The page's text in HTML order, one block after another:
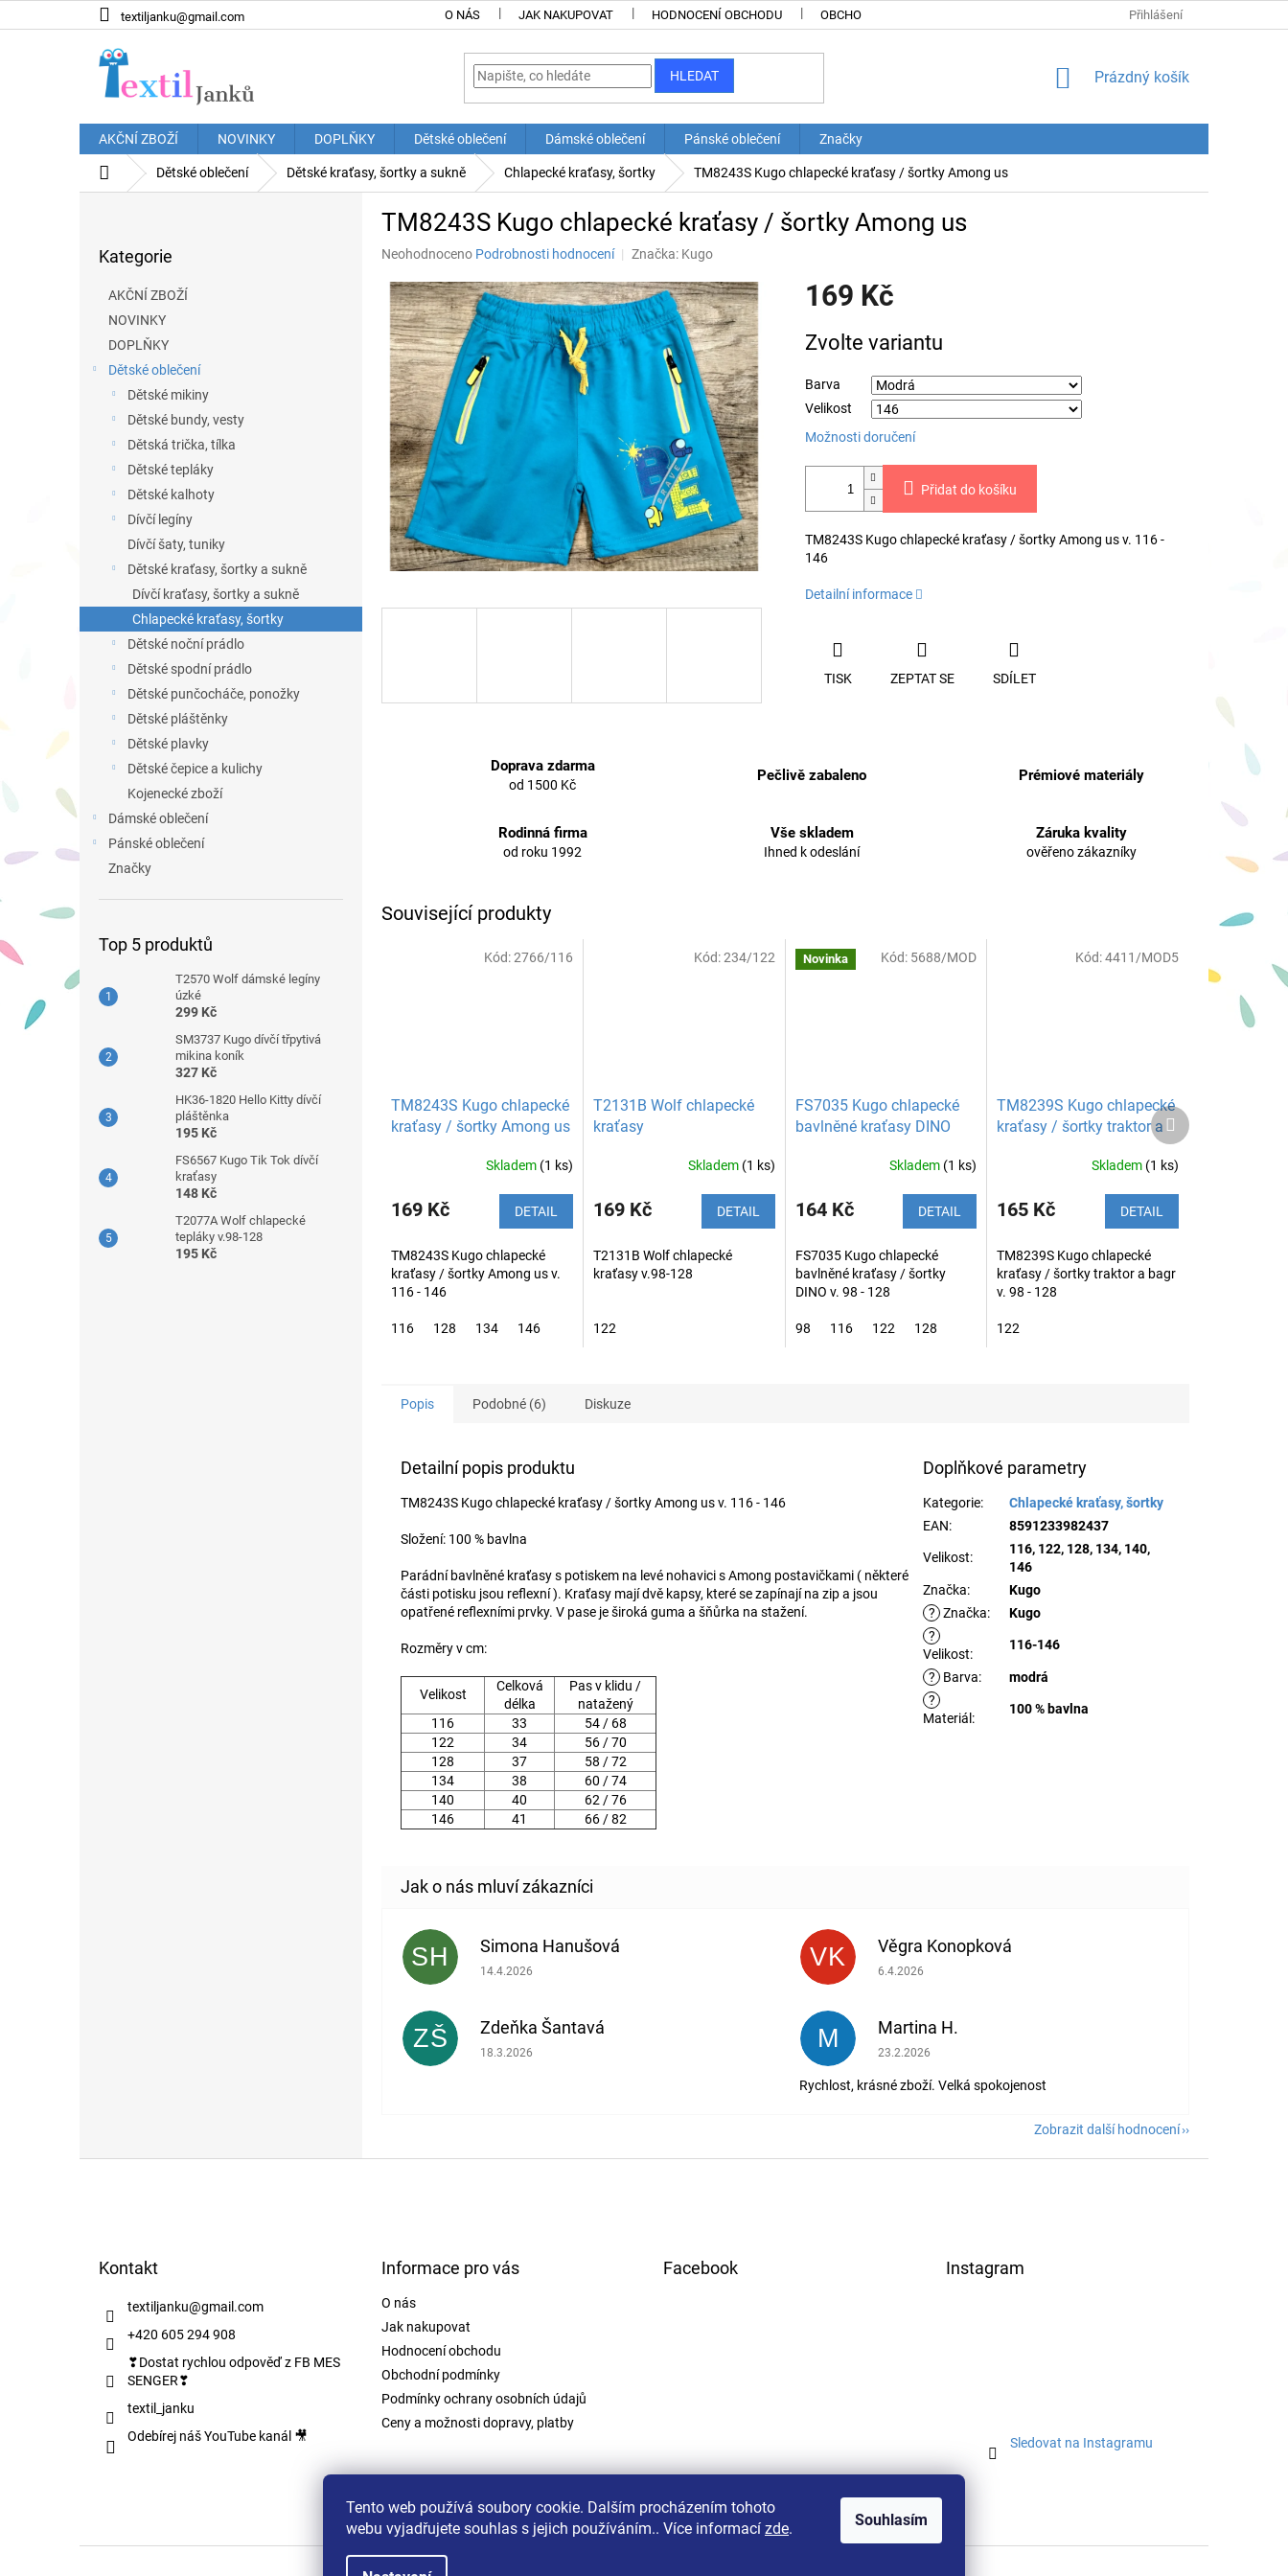
Tento web používá soubory cookie. Dalším procházením tohoto
webu vyjadřujete souhlas s jejich používáním.. Více informací zde. Souhlasím
na
textiljanku@gmail.com O NÁS JAK NAKUPOVAT HODNOCENÍ OBCHODU OBCHODNÍ PODMÍNKY PODMÍNKY OCHRANY OSOBNÍCH ÚDAJŮ
Přihlášení
HLEDAT
NÁKUPNÍ
Prázdný košík
AKČNÍ ZBOŽÍ NOVINKY DOPLŇKY Dětské oblečení Dámské oblečení Pánské oblečení Značky
Domů Dětské oblečení Dětské kraťasy, šortky a sukně Chlapecké kraťasy, šortky TM8243S Kugo chlapecké kraťasy / šortky Among us
kategorie
Kategorie
AKČNÍ ZBOŽÍ
NOVINKY
DOPLŇKY
Dětské oblečení
Dětské mikiny
Dětské bundy, vesty
Dětská trička, tílka
Dětské tepláky
Dětské kalhoty
Dívčí legíny
Dívčí šaty, tuniky
Dětské kraťasy, šortky a sukně
Dívčí kraťasy, šortky a sukně
Chlapecké kraťasy, šortky
Dětské noční prádlo
Dětské spodní prádlo
Dětské punčocháče, ponožky
Dětské pláštěnky
Dětské plavky
Dětské čepice a kulichy
Kojenecké zboží
Dámské oblečení
Pánské oblečení
Značky
Top 5 produktů
T2570 Wolf dámské legíny
úzké
299 Kč
SM3737 Kugo dívčí třpytivá
mikina koník
327 Kč
HK36-1820 Hello Kitty dívčí
pláštěnka
195 Kč
FS6567 Kugo Tik Tok dívčí
kraťasy
148 Kč
T2077A Wolf chlapecké
tepláky v.98-128
195 Kč
TM8243S Kugo chlapecké kraťasy / šortky Among us
Průměrné
produktu
0,0
hvězdiček.
Neohodnoceno Podrobnosti hodnocení Značka: Kugo
169 Kč
cena:
Zvolte variantu
Barva
Velikost
Možnosti doručení
Přidat do košíku
TM8243S Kugo chlapecké kraťasy / šortky Among us v. 116 -
146
Detailní informace
TISK ZEPTAT SE SDÍLET
Doprava zdarma
od 1500 Kč
Pečlivě zabaleno Prémiové materiály
Rodinná firma
od roku 1992
Vše skladem
Ihned k odeslání
Záruka kvality
ověřeno zákazníky
Související produkty
TM8243S Kugo chlapecké
kraťasy / šortky Among us
Skladem (1 ks)
169 Kč DETAIL
TM8243S Kugo chlapecké
kraťasy / šortky Among us v.
116 - 146
116 128 134 146
Kód:2766/116
T2131B Wolf chlapecké
kraťasy
Skladem (1 ks)
169 Kč DETAIL
T2131B Wolf chlapecké
kraťasy v.98-128
122
Kód:234/122 Novinka
FS7035 Kugo chlapecké
bavlněné kraťasy DINO
Skladem (1 ks)
164 Kč DETAIL
FS7035 Kugo chlapecké
bavlněné kraťasy / šortky
DINO v. 98 - 128
98 116 122 128
Kód: 5688/MOD
TM8239S Kugo chlapecké
kraťasy / šortky traktor a
Skladem (1 ks)
165 Kč DETAIL
TM8239S Kugo chlapecké
kraťasy / šortky traktor a bagr
v. 98 - 128
122
Kód:4411/MOD5
Další
produkt
Popis Podobné (6) Diskuze
Detailní popis produktu
TM8243S Kugo chlapecké kraťasy / šortky Among us v. 116 - 146
Složení: 100 % bavlna
Parádní bavlněné kraťasy s potiskem na levé nohavici s Among postavičkami ( některé
části potisku jsou reflexní ). Kraťasy mají dvě kapsy, které se zapínají na zip a jsou
opatřené reflexními prvky. V pase je široká guma a šňůrka na stažení.
Rozměry v cm:
Velikost
Celková
délka
Pas v klidu /
natažený
116
33
54 / 68
122
34
56 / 70
128
37
58 / 72
134
38
60 / 74
140
40
62 / 76
146
41 66 / 82
Doplňkové parametry
Kategorie:
Chlapecké kraťasy, šortky
EAN: 8591233982437
Velikost:
116, 122, 128, 134, 140,
146
Značka:
Kugo
? Značka:
Kugo
?
Velikost:
116-146
? Barva:
modrá
?
Materiál :
100 % bavlna
SH Simona Hanušová
Hodnocení obchodu je 5 z 5 hvězdiček.
14.4.2026 VK Věgra Konopková
Hodnocení obchodu je 5 z 5 hvězdiček.
6.4.2026
ZŠ Zdeňka Šantavá
Hodnocení obchodu je 5 z 5 hvězdiček.
18.3.2026 M Martina H.
Hodnocení obchodu je 5 z 5 hvězdiček.
23.2.2026
Rychlost, krásné zboží. Velká spokojenost
Zobrazit další hodnocení
Kontakt
textiljanku@gmail.com
+420 605 294 908
❣Dostat rychlou odpověď z FB MES
SENGER❣
textil_janku
Odebírej náš YouTube kanál 🎥
Informace pro vás
O nás
Jak nakupovat
Hodnocení obchodu
Obchodní podmínky
Podmínky ochrany osobních údajů
Ceny a možnosti dopravy, platby
Facebook Instagram
Sledovat na Instagramu